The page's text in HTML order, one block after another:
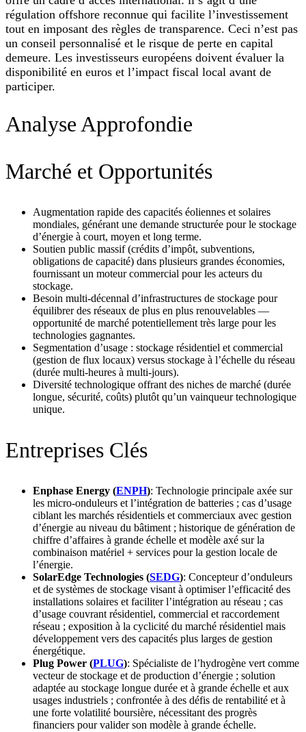
régulation offshore reconnue qui facilite l’investissement
tout en imposant des règles de transparence. Ceci n’est pas
un conseil personnalisé et le risque de perte en capital
demeure. Les investisseurs européens doivent évaluer la
disponibilité en euros et l’impact fiscal local avant de
participer.
Analyse Approfondie
Marché et Opportunités
Augmentation rapide des capacités éoliennes et solaires
mondiales, générant une demande structurée pour le stockage
d’énergie à court, moyen et long terme.
Soutien public massif (crédits d’impôt, subventions,
obligations de capacité) dans plusieurs grandes économies,
fournissant un moteur commercial pour les acteurs du
stockage.
Besoin multi-décennal d’infrastructures de stockage pour
équilibrer des réseaux de plus en plus renouvelables —
opportunité de marché potentiellement très large pour les
technologies gagnantes.
Segmentation d’usage : stockage résidentiel et commercial
(gestion de flux locaux) versus stockage à l’échelle du réseau
(durée multi-heures à multi-jours).
Diversité technologique offrant des niches de marché (durée
longue, sécurité, coûts) plutôt qu’un vainqueur technologique
unique.
Entreprises Clés
Enphase Energy (ENPH): Technologie principale axée sur
les micro-onduleurs et l’intégration de batteries ; cas d’usage
ciblant les marchés résidentiels et commerciaux avec gestion
d’énergie au niveau du bâtiment ; historique de génération de
chiffre d’affaires à grande échelle et modèle axé sur la
combinaison matériel + services pour la gestion locale de
l’énergie.
SolarEdge Technologies (SEDG): Concepteur d’onduleurs
et de systèmes de stockage visant à optimiser l’efficacité des
installations solaires et faciliter l’intégration au réseau ; cas
d’usage couvrant résidentiel, commercial et raccordement
réseau ; exposition à la cyclicité du marché résidentiel mais
développement vers des capacités plus larges de gestion
énergétique.
Plug Power (PLUG): Spécialiste de l’hydrogène vert comme
vecteur de stockage et de production d’énergie ; solution
adaptée au stockage longue durée et à grande échelle et aux
usages industriels ; confrontée à des défis de rentabilité et à
une forte volatilité boursière, nécessitant des progrès
financiers pour valider son modèle à grande échelle.